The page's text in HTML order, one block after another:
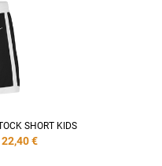
SHORT KIDS
22,40€